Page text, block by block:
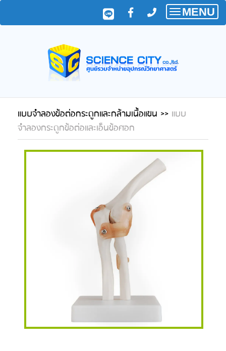
Toggle
MENU
แบบจำลองข้อต่อกระดูกและกล้ามเนื้อแขน >> แบบ
จำลองกระดูกข้อต่อและเอ็นข้อศอก